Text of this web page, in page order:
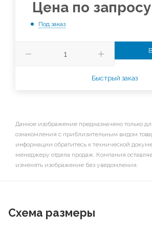
Цена по запросу
Под заказ
Быстрый заказ
Данное изображение предназначено только
ознакомления с приблизительным видом
информации обратитесь к технической
менеджеру отдела продаж. Компания
изменять изображение без уведомления.
Схема размеры